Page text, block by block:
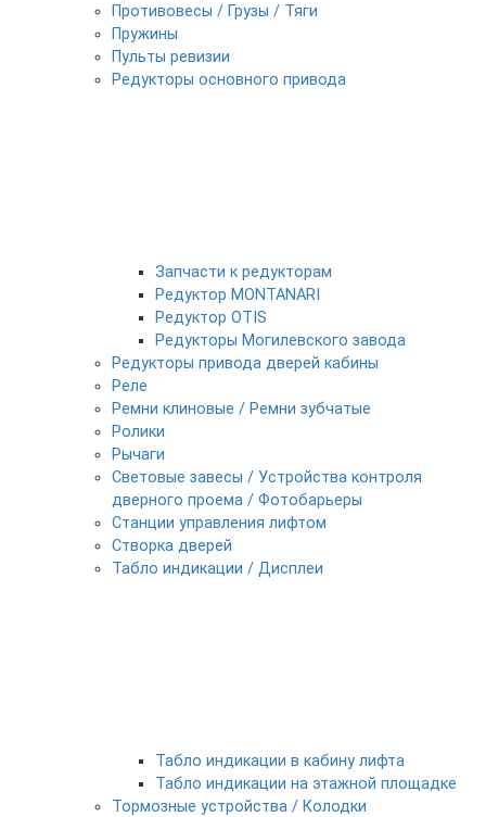
Противовесы / Грузы / Тяги
Пружины
Пульты ревизии
Редукторы основного привода
Запчасти к редукторам
Редуктор MONTANARI
Редуктор OTIS
Редукторы Могилевского завода
Редукторы привода дверей кабины
Реле
Ремни клиновые / Ремни зубчатые
Ролики
Рычаги
Световые завесы / Устройства контроля
дверного проема / Фотобарьеры
Станции управления лифтом
Створка дверей
Табло индикации / Дисплеи
Табло индикации в кабину лифта
Табло индикации на этажной площадке
Тормозные устройства / Колодки